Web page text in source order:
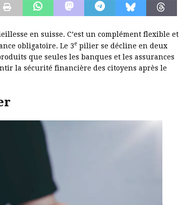
en suisse. C’est un complément flexible et
obligatoire. Le 3e pilier se décline en deux
que seules les banques et les assurances
la sécurité financière des citoyens après le